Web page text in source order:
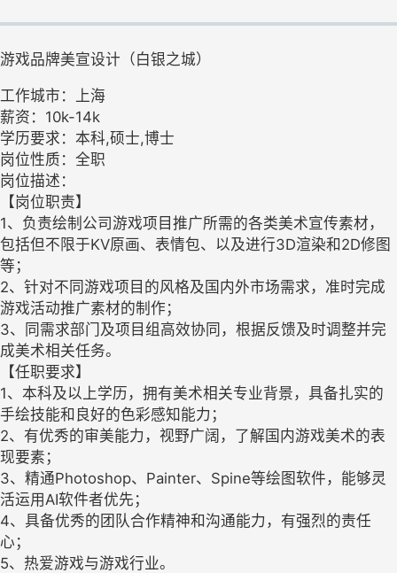
游戏品牌美宣设计（白银之城）
工作城市：上海
薪资：10k-14k
学历要求：本科,硕士,博士
岗位性质：全职
岗位描述：
【岗位职责】
1、负责绘制公司游戏项目推广所需的各类美术宣传素材，
包括但不限于KV原画、表情包、以及进行3D渲染和2D修图
等；
2、针对不同游戏项目的风格及国内外市场需求，准时完成
游戏活动推广素材的制作；
3、同需求部门及项目组高效协同，根据反馈及时调整并完
成美术相关任务。
【任职要求】
1、本科及以上学历，拥有美术相关专业背景，具备扎实的
手绘技能和良好的色彩感知能力；
2、有优秀的审美能力，视野广阔，了解国内游戏美术的表
现要素；
3、精通Photoshop、Painter、Spine等绘图软件，能够灵
活运用AI软件者优先；
4、具备优秀的团队合作精神和沟通能力，有强烈的责任
心；
5、热爱游戏与游戏行业。